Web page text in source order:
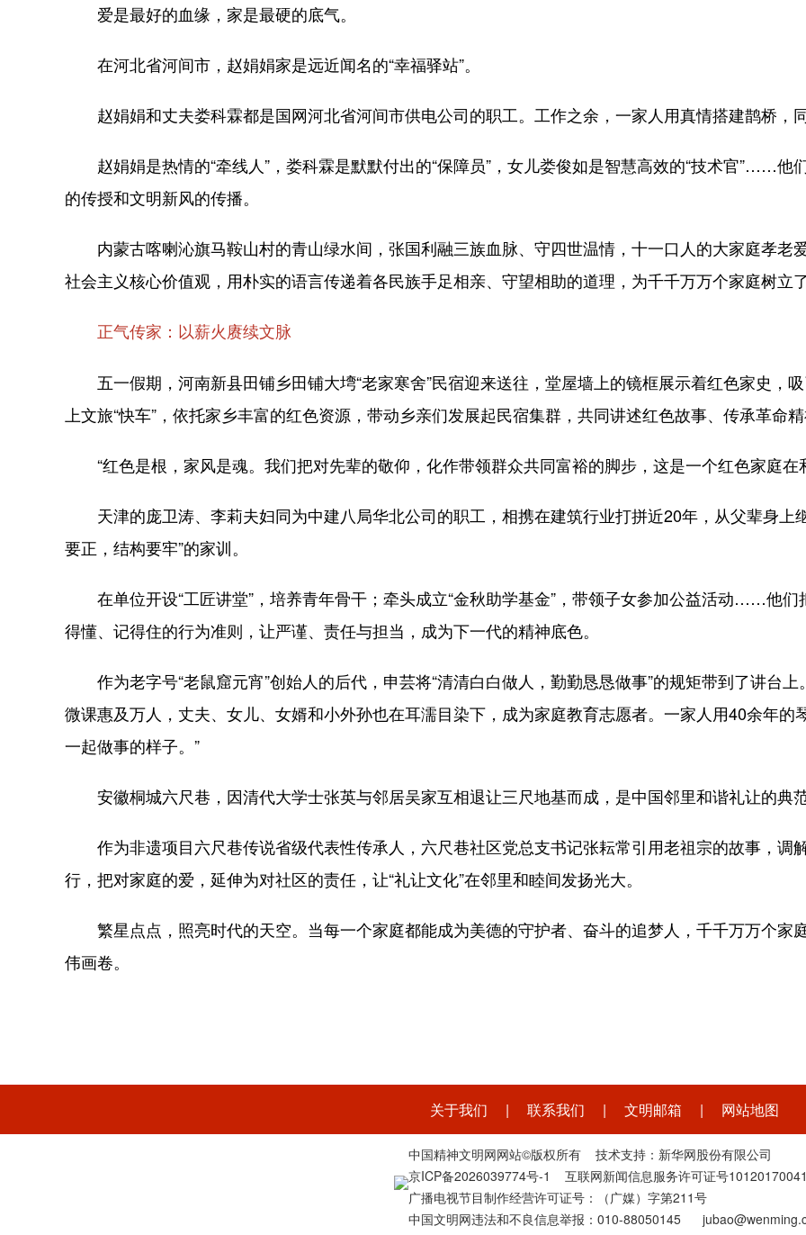
爱是最好的血缘，家是最硬的底气。
在河北省河间市，赵娟娟家是远近闻名的“幸福驿站”。
赵娟娟和丈夫娄科霖都是国网河北省河间市供电公司的职工。工作之余，一家人用真情搭建鹊桥，
赵娟娟是热情的“牵线人”，娄科霖是默默付出的“保障员”，女儿娄俊如是智慧高效的“技术官”……他
的传授和文明新风的传播。
内蒙古喀喇沁旗马鞍山村的青山绿水间，张国利融三族血脉、守四世温情，十一口人的大家庭孝老
社会主义核心价值观，用朴实的语言传递着各民族手足相亲、守望相助的道理，为千千万万个家庭树立
正气传家：以薪火赓续文脉
五一假期，河南新县田铺乡田铺大塆“老家寒舍”民宿迎来送往，堂屋墙上的镜框展示着红色家史，
上文旅“快车”，依托家乡丰富的红色资源，带动乡亲们发展起民宿集群，共同讲述红色故事、传承革命
“红色是根，家风是魂。我们把对先辈的敬仰，化作带领群众共同富裕的脚步，这是一个红色家庭在
天津的庞卫涛、李莉夫妇同为中建八局华北公司的职工，相携在建筑行业打拼近20年，从父辈身上
要正，结构要牢”的家训。
在单位开设“工匠讲堂”，培养青年骨干；牵头成立“金秋助学基金”，带领子女参加公益活动……他们
得懂、记得住的行为准则，让严谨、责任与担当，成为下一代的精神底色。
作为老字号“老鼠窟元宵”创始人的后代，申芸将“清清白白做人，勤勤恳恳做事”的规矩带到了讲台
微课惠及万人，丈夫、女儿、女婿和小外孙也在耳濡目染下，成为家庭教育志愿者。一家人用40余年的
一起做事的样子。”
安徽桐城六尺巷，因清代大学士张英与邻居吴家互相退让三尺地基而成，是中国邻里和谐礼让的典
作为非遗项目六尺巷传说省级代表性传承人，六尺巷社区党总支书记张耘常引用老祖宗的故事，调
行，把对家庭的爱，延伸为对社区的责任，让“礼让文化”在邻里和睦间发扬光大。
繁星点点，照亮时代的天空。当每一个家庭都能成为美德的守护者、奋斗的追梦人，千千万万个家
伟画卷。
关于我们 | 联系我们 | 文明邮箱 | 网站地图
中国精神文明网网站©版权所有 技术支持：新华网股份有限公司
京ICP备2026039774号-1
互联网新闻信息服务许可证号
广播电视节目制作经营许可证号：（广媒）字第211号
中国文明网违法和不良信息举报：010-88050145